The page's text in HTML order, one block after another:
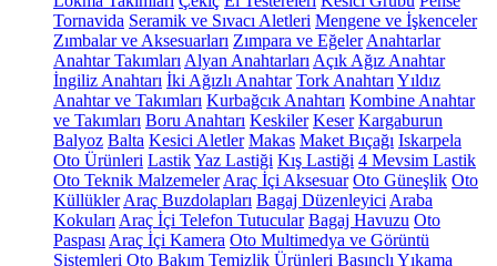
Tornavida Seramik ve Sıvacı Aletleri Mengene ve İşkenceler
Zımbalar ve Aksesuarları Zımpara ve Eğeler Anahtarlar
Anahtar Takımları Alyan Anahtarları Açık Ağız Anahtar
İngiliz Anahtarı İki Ağızlı Anahtar Tork Anahtarı Yıldız
Anahtar ve Takımları Kurbağcık Anahtarı Kombine Anahtar
ve Takımları Boru Anahtarı Keskiler Keser Kargaburun
Balyoz Balta Kesici Aletler Makas Maket Bıçağı Iskarpela
Oto Ürünleri LastikYaz Lastiği Kış Lastiği 4 Mevsim Lastik
Oto Teknik Malzemeler Araç İçi Aksesuar Oto Güneşlik Oto
Küllükler Araç Buzdolapları Bagaj Düzenleyici Araba
Kokuları Araç İçi Telefon Tutucular Bagaj Havuzu Oto
Paspası Araç İçi Kamera Oto Multimedya ve Görüntü
Sistemleri Oto Bakım Temizlik Ürünleri Basınçlı Yıkama